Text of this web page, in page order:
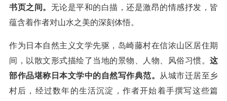
书页之间。 无论是平和的白描，还是激昂的情感抒发，皆
蕴含着作者对山水之美的深刻体悟。
作为日本自然主义文学先驱，岛崎藤村在信浓山区居住期
间，以散文形式描绘了当地的景物、人物、风俗习惯。 这
部作品堪称日本文学中的自然写作典范。
从城市迁居至乡
村后，经过数年的生活沉淀，作者开始着手撰写这些篇